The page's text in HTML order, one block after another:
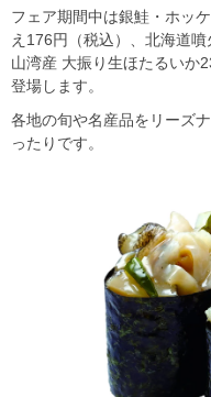
フェア期間中は銀鮭・ホッ
え176円（税込）、北海道
山湾産 大振り生ほたるいか
登場します。
各地の旬や名産品をリーズ
ったりです。